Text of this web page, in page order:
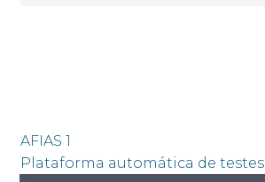
AFIAS 1
Plataforma automática de testes